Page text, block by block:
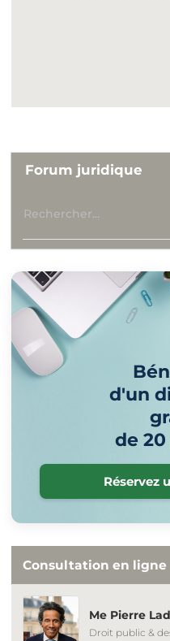
Forum juridique
d'un
de
Réservez
Consultation en ligne
Me Pierre
Droit public &